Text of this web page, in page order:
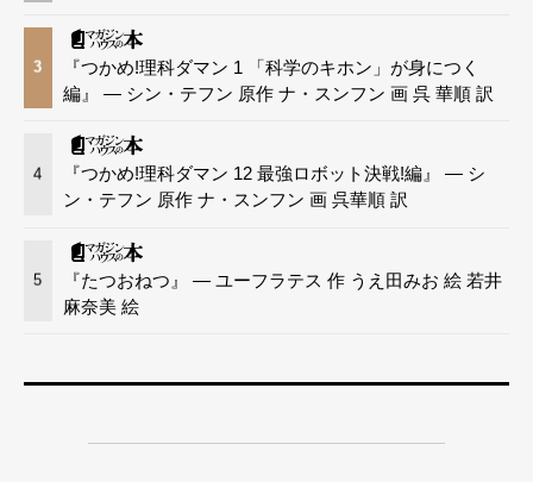
3
『つかめ!理科ダマン 1 「科学のキホン」が身につく
編』 — シン・テフン 原作 ナ・スンフン 画 呉 華順 訳
4
『つかめ!理科ダマン 12 最強ロボット決戦!編』 — シ
ン・テフン 原作 ナ・スンフン 画 呉華順 訳
5
『たつおねつ』 — ユーフラテス 作 うえ田みお 絵 若井
麻奈美 絵